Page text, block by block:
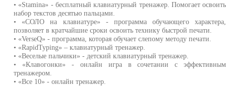
• «Stamina» - бесплатный клавиатурный тренажер. Помогает освоить
набор текстов десятью пальцами.
• «СОЛО на клавиатуре» - программа обучающего характера,
позволяет в кратчайшие сроки освоить технику быстрой печати.
• «VerseQ» - программа, которая обучает слепому методу печати.
• «RapidTyping» – клавиатурный тренажер.
• «Веселые пальчики» - детский клавиатурный тренажер.
• «Клавогонки» - онлайн игра в сочетании с эффективным
тренажером.
• «Все 10» - онлайн тренажер.